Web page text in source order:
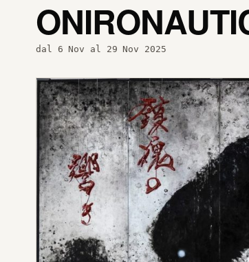
dal 6 Nov al 29 Nov 2025